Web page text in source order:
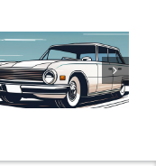
Kfz-
Die besten
Angebote im